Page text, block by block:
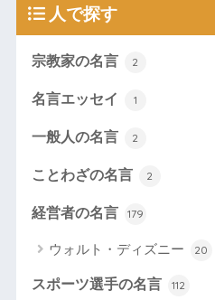
人で探す
宗教家の名言 2
名言エッセイ 1
一般人の名言 2
ことわざの名言 2
経営者の名言 179
ウォルト・ディズニー 20
スポーツ選手の名言 112